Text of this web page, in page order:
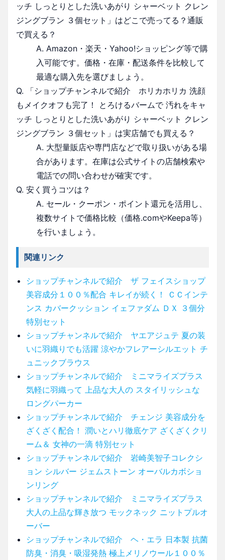
ッチ しっとりとした洗いあがり シャーベット クレン
ジングブラン ３個セット」はどこで売ってる？通販
で買える？
A. Amazon・楽天・Yahoo!ショッピング等で購
入可能です。価格・在庫・配送条件を比較して
最適な購入先を選びましょう。
Q. 「ショップチャンネルで紹介 ホリカホリカ 洗顔
もメイクオフも完了！ とろけるバームで 汚れをキャ
ッチ しっとりとした洗いあがり シャーベット クレン
ジングブラン ３個セット」は実店舗でも買える？
A. 大型量販店や専門店などで取り扱いがある場
合があります。在庫は公式サイトの店舗検索や
電話での問い合わせが確実です。
Q. 安く買うコツは？
A. セール・クーポン・ポイント還元を活用し、
複数サイトで価格比較（価格.comやKeepa等）
を行いましょう。
関連リンク
ショップチャンネルで紹介 ザ フェイスショップ
美容成分１００％配合 キレイが続く！ ＣＣインテ
ンス カバークッション イェファダム ＤＸ ３個分
特別セット
ショップチャンネルで紹介 ヤエアジュテ 夏の装
いに羽織りでも活躍 涼やかフレアーシルエット チ
ュニックブラウス
ショップチャンネルで紹介 ミニマライズプラス
気軽に羽織って 上品な大人の スタイリッシュな
ロングパーカー
ショップチャンネルで紹介 チェンジ 美容成分を
ざくざく配合！ 潤いとハリ徹底ケア ざくざくクリ
ーム＆ 女神の一滴 特別セット
ショップチャンネルで紹介 岩崎美智子コレクシ
ョン シルバー ジェムストーン オーバルカボショ
ンリング
ショップチャンネルで紹介 ミニマライズプラス
大人の上品な輝き放つ モックネック ニットプルオ
ーバー
ショップチャンネルで紹介 ヘ・エラ 日本製 抗菌
防臭・消臭・吸湿発熱 極上メリノウール１００％